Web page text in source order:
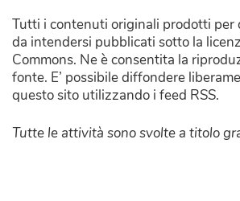
Tutti i contenuti originali prodotti per
da intendersi pubblicati sotto la
Commons. Ne è consentita la
fonte. E’ possibile diffondere
questo sito utilizzando i feed RSS.
Tutte le attività sono svolte a titolo